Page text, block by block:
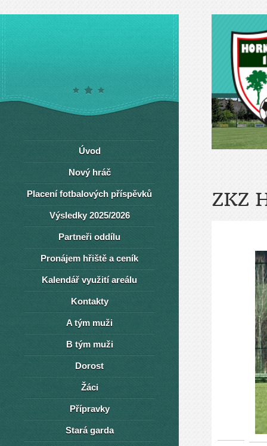
ZKZ
Úvod
Nový hráč
Placení fotbalových příspěvků
Výsledky 2025/2026
Partneři oddílu
Pronájem hřiště a ceník
Kalendář využití areálu
Kontakty
A tým muži
B tým muži
Dorost
Žáci
Přípravky
Stará garda